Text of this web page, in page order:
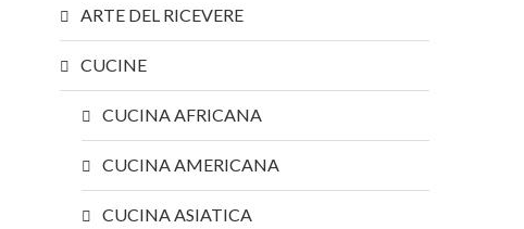
ARTE DEL RICEVERE
CUCINE
CUCINA AFRICANA
CUCINA AMERICANA
CUCINA ASIATICA